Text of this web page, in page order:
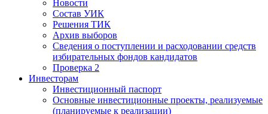
Новости
Состав УИК
Решения ТИК
Архив выборов
Сведения о поступлении и расходовании средств
избирательных фондов кандидатов
Проверка 2
Инвесторам
Инвестиционный паспорт
Основные инвестиционные проекты, реализуемые
(планируемые к реализации)